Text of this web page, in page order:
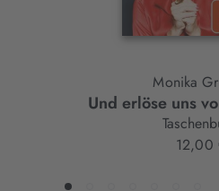
Monika
Andreas
Und erlöse uns
12,00